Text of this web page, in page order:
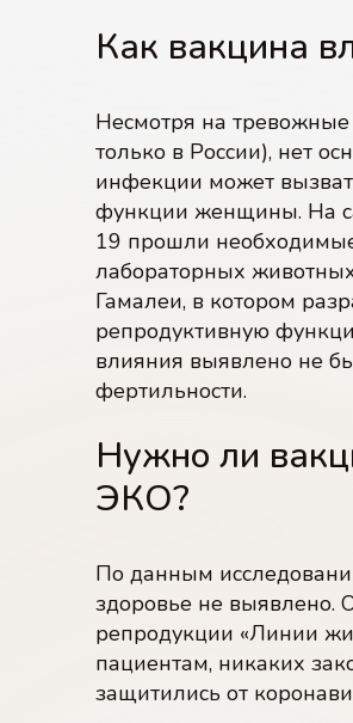
Как вакцина
Несмотря на тревожные
только в России), нет
инфекции может
функции женщины. На
19 прошли
лабораторных
Гамалеи, в котором
репродуктивную
влияния выявлено не
фертильности.
Нужно ли
ЭКО?
По данным
здоровье не выявлено.
репродукции «Линии
пациентам, никаких
защитились от